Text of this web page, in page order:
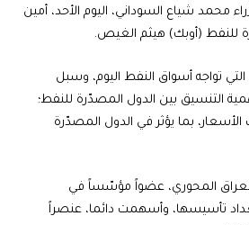
محمد شياع السوداني، اليوم الأحد، أمين
للنفط (أوبك) هيثم الغيص.
التي تواجه أسواق النفط اليوم، وسبل
التنسيق بين الدول المصدّرة للنفط؛
بما يؤثر في الدول المصدّرة
العراق المحوري، عضواً مؤسّساً في
تأسيسها، وأسهمت دائما، عنصراً